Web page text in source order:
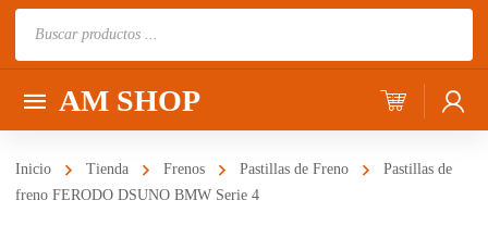
AM SHOP
Inicio Tienda Frenos Pastillas de Freno
Pastillas de
freno FERODO DSUNO BMW Serie 4